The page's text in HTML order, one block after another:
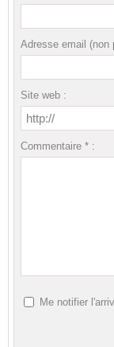
Adresse email (non
Site web :
Commentaire * :
Me notifier